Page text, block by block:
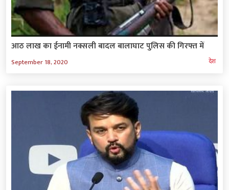
आठ लाख का ईनामी नक्सली बादल बालाघाट पुलिस की गिरफ्त में
September 18, 2020 देश